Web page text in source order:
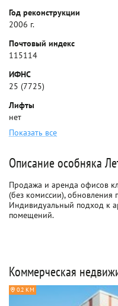
Год реконструкции
2006 г.
Почтовый индекс
115114
ИФНС
25 (7725)
Лифты
нет
Показать все
Описание особняка
Продажа и аренда офисов
(без комиссии),
Индивидуальный подход к
помещений.
Коммерческая
0.2 КМ